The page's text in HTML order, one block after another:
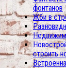
фонтанов
Жби в
строить